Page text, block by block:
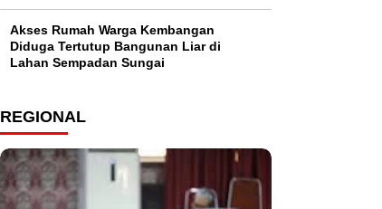
Akses Rumah Warga Kembangan
Diduga Tertutup Bangunan Liar di
Lahan Sempadan Sungai
REGIONAL